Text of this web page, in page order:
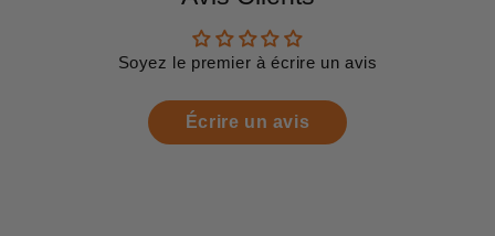
Soyez le premier à écrire un avis
Écrire un avis